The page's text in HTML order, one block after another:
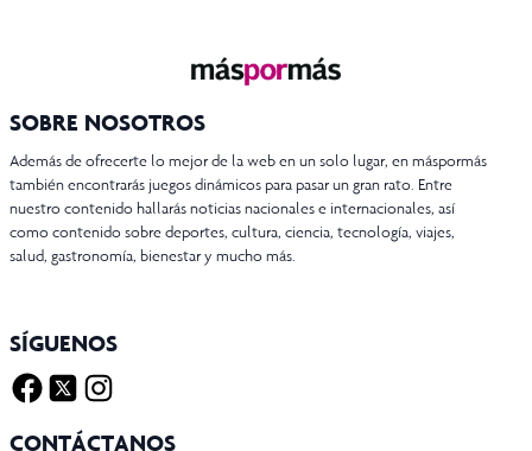
SOBRE NOSOTROS
Además de ofrecerte lo mejor de la web en un solo lugar, en máspormás
también encontrarás juegos dinámicos para pasar un gran rato. Entre
nuestro contenido hallarás noticias nacionales e internacionales, así
como contenido sobre deportes, cultura, ciencia, tecnología, viajes,
salud, gastronomía, bienestar y mucho más.
SÍGUENOS
CONTÁCTANOS